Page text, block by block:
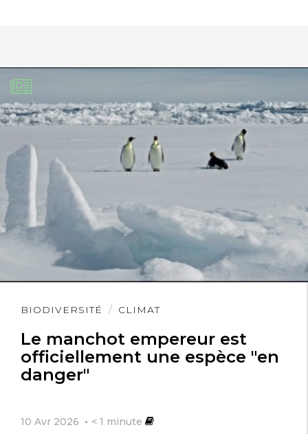
BIODIVERSITÉ CLIMAT
Le manchot empereur est
officiellement une espèce "en
danger"
10 Avr 2026 < 1 minute
Lire